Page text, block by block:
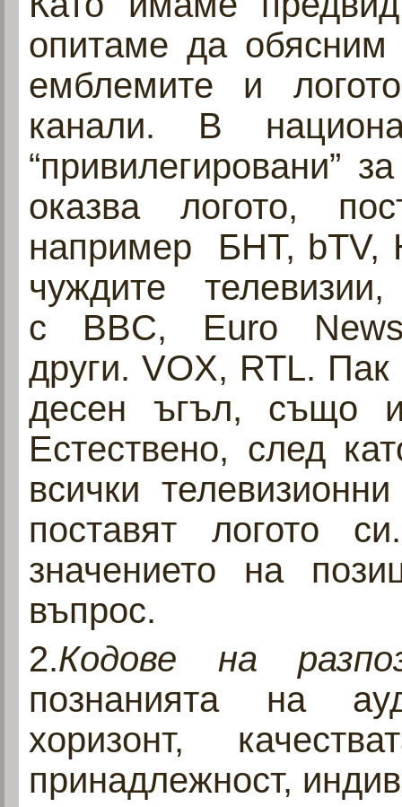
опитаме да обясним
емблемите и
канали. В
“привилегировани”
оказва логото,
например БНТ, bTV,
чуждите
с BBC, Euro
други. VOX, RTL.
десен ъгъл, също
Естествено, след
всички
поставят логото
значението на
въпрос.
2.Кодове на
познанията на
хоризонт,
принадлежност,